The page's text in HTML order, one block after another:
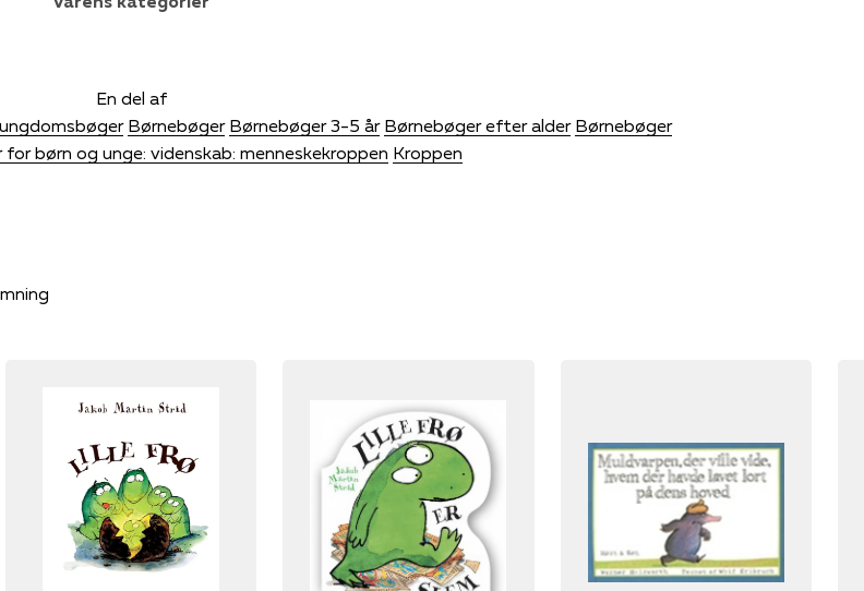
En del af
Børnebøger Børnebøger 3-5 år Børnebøger efter alder Børnebøger
for børn og unge: videnskab: menneskekroppen Kroppen